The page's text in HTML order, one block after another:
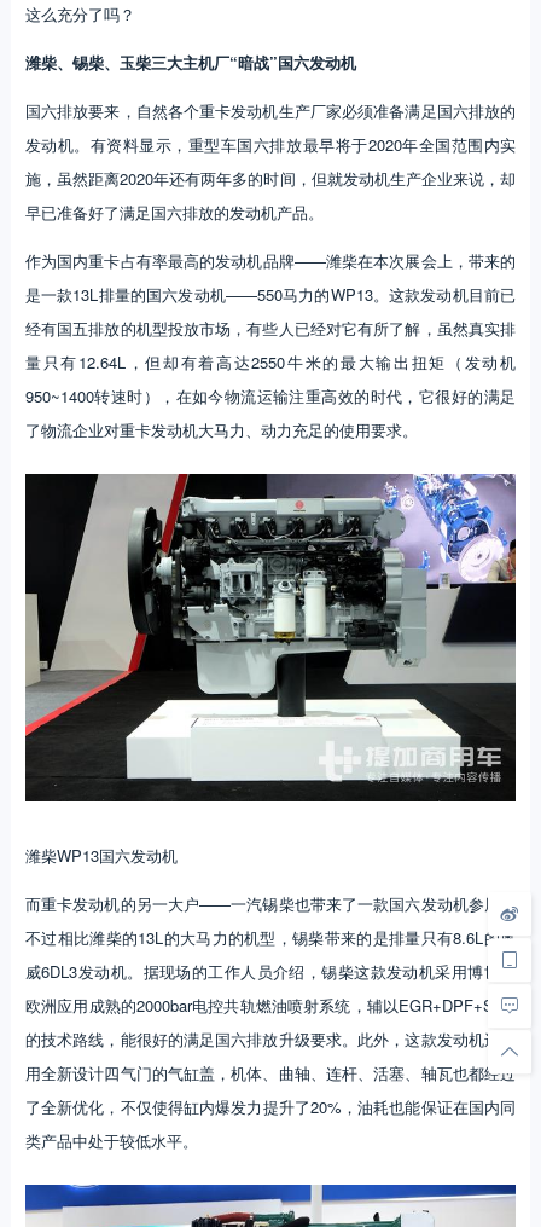
这么充分了吗？
潍柴、锡柴、玉柴三大主机厂“暗战”国六发动机
国六排放要来，自然各个重卡发动机生产厂家必须准备满足国六排放的
发动机。有资料显示，重型车国六排放最早将于2020年全国范围内实
施，虽然距离2020年还有两年多的时间，但就发动机生产企业来说，却
早已准备好了满足国六排放的发动机产品。
作为国内重卡占有率最高的发动机品牌——潍柴在本次展会上，带来的
是一款13L排量的国六发动机——550马力的WP13。这款发动机目前已
经有国五排放的机型投放市场，有些人已经对它有所了解，虽然真实排
量只有12.64L，但却有着高达2550牛米的最大输出扭矩（发动机
950~1400转速时），在如今物流运输注重高效的时代，它很好的满足
了物流企业对重卡发动机大马力、动力充足的使用要求。
潍柴WP13国六发动机
而重卡发动机的另一大户——一汽锡柴也带来了一款国六发动机参展。
不过相比潍柴的13L的大马力的机型，锡柴带来的是排量只有8.6L的奥
威6DL3发动机。据现场的工作人员介绍，锡柴这款发动机采用博世在
欧洲应用成熟的2000bar电控共轨燃油喷射系统，辅以EGR+DPF+SCR
的技术路线，能很好的满足国六排放升级要求。此外，这款发动机还采
用全新设计四气门的气缸盖，机体、曲轴、连杆、活塞、轴瓦也都经过
了全新优化，不仅使得缸内爆发力提升了20%，油耗也能保证在国内同
类产品中处于较低水平。